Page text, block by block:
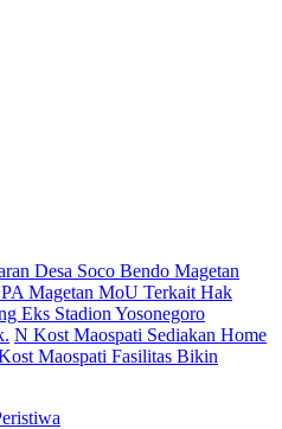
Desa Soco Bendo Magetan
Magetan MoU Terkait Hak
Eks Stadion Yosonegoro
N Kost Maospati Sediakan Home
Maospati Fasilitas Bikin